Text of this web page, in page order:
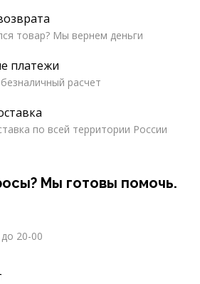
товар? Мы вернем деньги
платежи
расчет
по всей территории России
Мы готовы помочь.
20-00